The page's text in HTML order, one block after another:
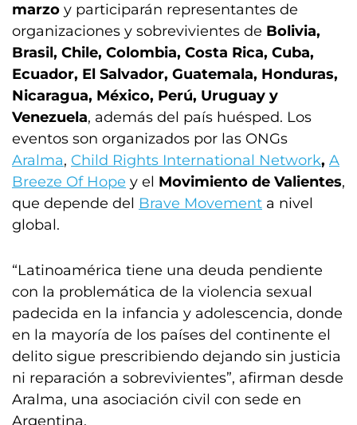
marzo y participarán representantes de
organizaciones y sobrevivientes de Bolivia,
Brasil, Chile, Colombia, Costa Rica, Cuba,
Ecuador, El Salvador, Guatemala, Honduras,
Nicaragua, México, Perú, Uruguay y
Venezuela, además del país huésped. Los
eventos son organizados por las ONGs
Aralma, Child Rights International Network, A
Breeze Of Hope y el Movimiento de Valientes,
que depende del Brave Movement a nivel
global.
“Latinoamérica tiene una deuda pendiente
con la problemática de la violencia sexual
padecida en la infancia y adolescencia, donde
en la mayoría de los países del continente el
delito sigue prescribiendo dejando sin justicia
ni reparación a sobrevivientes”, afirman desde
Aralma, una asociación civil con sede en
Argentina.